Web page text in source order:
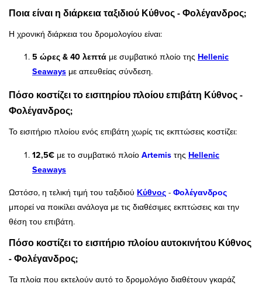
Ποια είναι η διάρκεια ταξιδιού Κύθνος - Φολέγανδρος;
Η χρονική διάρκεια του δρομολογίου είναι:
5 ώρες & 40 λεπτά με συμβατικό πλοίο της Hellenic
Seaways με απευθείας σύνδεση.
Πόσο κοστίζει το εισιτηρίου πλοίου επιβάτη Κύθνος -
Φολέγανδρος;
Το εισιτήριο πλοίου ενός επιβάτη χωρίς τις εκπτώσεις κοστίζει:
12,5€ με το συμβατικό πλοίο Artemis της Hellenic
Seaways
Ωστόσο, η τελική τιμή του ταξιδιού Κύθνος - Φολέγανδρος
μπορεί να ποικίλει ανάλογα με τις διαθέσιμες εκπτώσεις και την
θέση του επιβάτη.
Πόσο κοστίζει το εισιτήριο πλοίου αυτοκινήτου Κύθνος
- Φολέγανδρος;
Τα πλοία που εκτελούν αυτό το δρομολόγιο διαθέτουν γκαράζ